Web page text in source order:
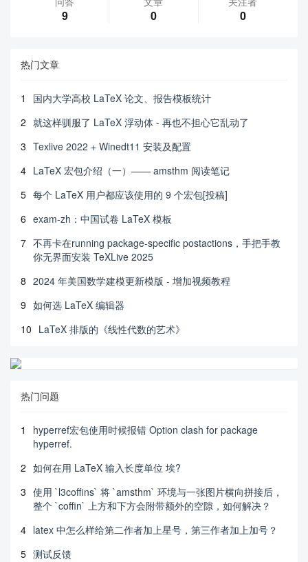
9 0 0
热门文章
1
国内大学高校 LaTeX 论文、报告模板统计
2 就这样驯服了 LaTeX 浮动体 - 再也不担心它乱动了
3 Texlive 2022 + Winedt11 安装及配置
4 LaTeX 宏包介绍（一）—— amsthm 阅读笔记
5 每个 LaTeX 用户都应该使用的 9 个宏包[投稿]
6 exam-zh：中国试卷 LaTeX 模板
7 不再卡在running package-specific postactions，手把手教
你无界面安装 TeXLive 2025
8 2024 年美国数学建模更新模版 - 增加视频教程
9 如何选 LaTeX 编辑器
10 LaTeX 排版的《线性代数的艺术》
热门问题
1
hyperref宏包使用时候报错 Option clash for package
hyperref.
2 如何在用 LaTeX 输入长度单位 埃?
3 使用 `l3coffins` 将 `amsthm` 环境与一张图片横向拼接后，
整个 `coffin` 上方和下方会附带额外的空隙，如何解决？
4 latex 中怎么样给第二作者加上星号，第三作者加上加号？
5 测试反馈